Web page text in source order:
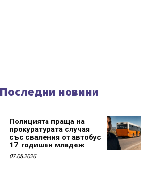
Последни новини
Полицията праща на
прокуратурата случая
със сваления от автобус
17-годишен младеж
07.08.2026